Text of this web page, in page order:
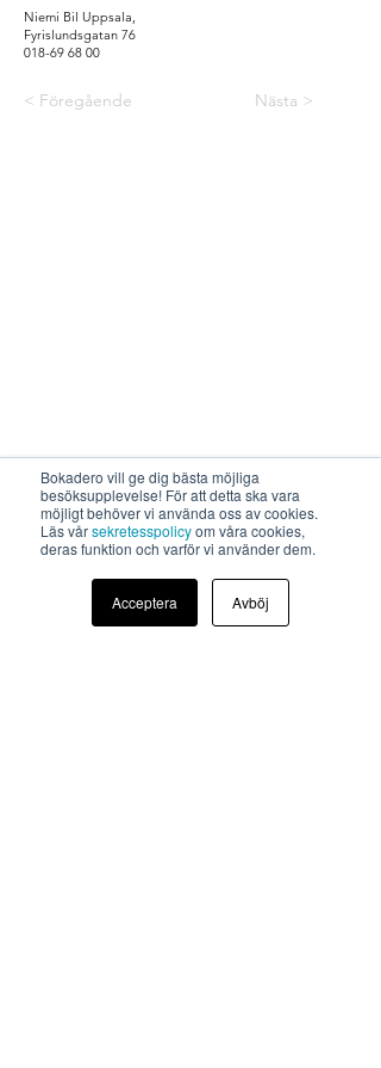
Bokadero vill ge dig bästa möjliga
besöksupplevelse! För att detta ska vara
möjligt behöver vi använda oss av cookies.
Läs vårsekretesspolicyom våra cookies,
deras funktion och varför vi använder dem.
Acceptera Avböj
Niemi Bil Uppsala,
Fyrislundsgatan 76
018-69 68 00
< Föregående Nästa >